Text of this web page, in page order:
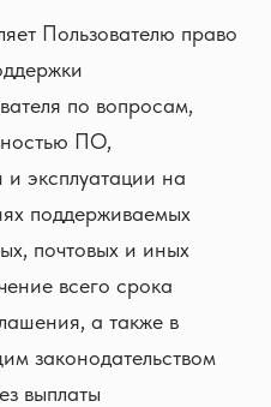
Пользователю право
по вопросам,
ПО,
эксплуатации на
поддерживаемых
почтовых и иных
всего срока
а также в
законодательством
выплаты